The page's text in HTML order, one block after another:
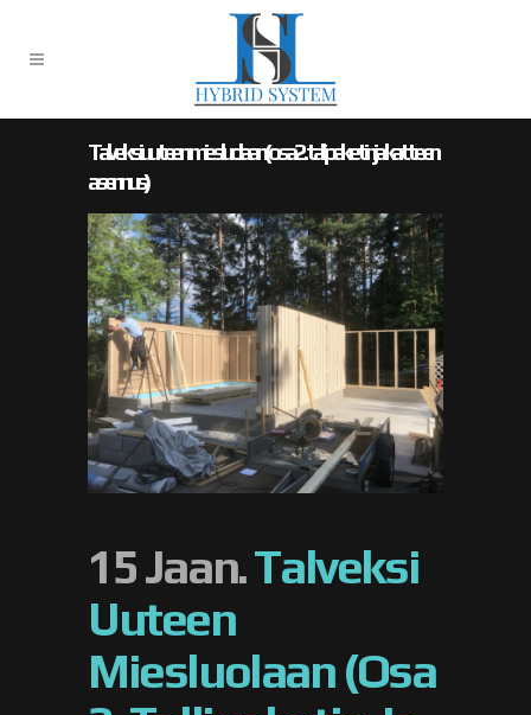
Talveksi uuteen miesluolaan (osa 2. tallipaketin ja katteen
asennus)
15 Jaan.Talveksi
Uuteen
Miesluolaan (osa